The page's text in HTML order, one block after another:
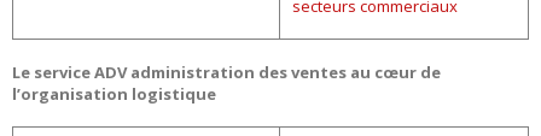
secteurs commerciaux
Le service ADV administration des ventes au cœur de
l’organisation logistique